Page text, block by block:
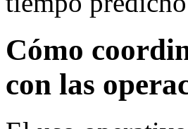
Cómo
con las